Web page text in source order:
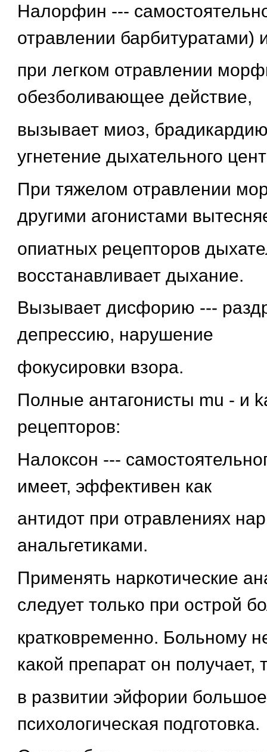
Налорфин ---
отравлении барбитуратами)
при легком отравлении
обезболивающее действие,
вызывает миоз,
угнетение дыхательного
При тяжелом отравлении
другими агонистами
опиатных рецепторов
восстанавливает дыхание.
Вызывает дисфорию ---
депрессию, нарушение
фокусировки взора.
Полные антагонисты mu - и
рецепторов:
Налоксон ---
имеет, эффективен как
антидот при отравлениях
анальгетиками.
Применять наркотические
следует только при острой
кратковременно. Больному
какой препарат он получает,
в развитии эйфории
психологическая подготовка.